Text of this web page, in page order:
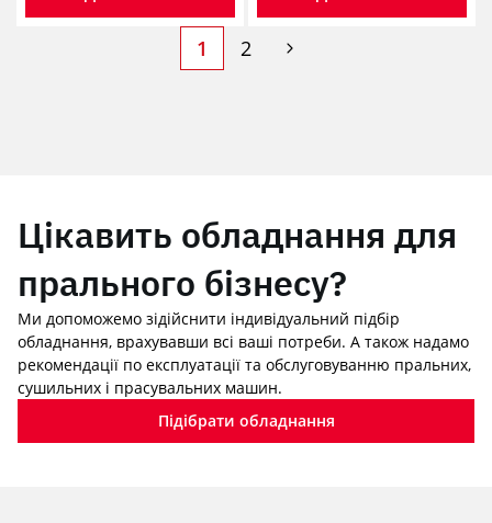
1 2
Цікавить обладнання для
прального бізнесу?
Ми допоможемо зідійснити індивідуальний підбір
обладнання, врахувавши всі ваші потреби. А також надамо
рекомендації по експлуатації та обслуговуванню пральних,
сушильних і прасувальних машин.
Підібрати обладнання